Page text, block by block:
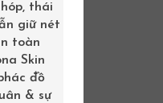
thái
giữ nét
toàn
Skin
đồ
& sự